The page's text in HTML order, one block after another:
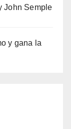
John Semple
y gana la